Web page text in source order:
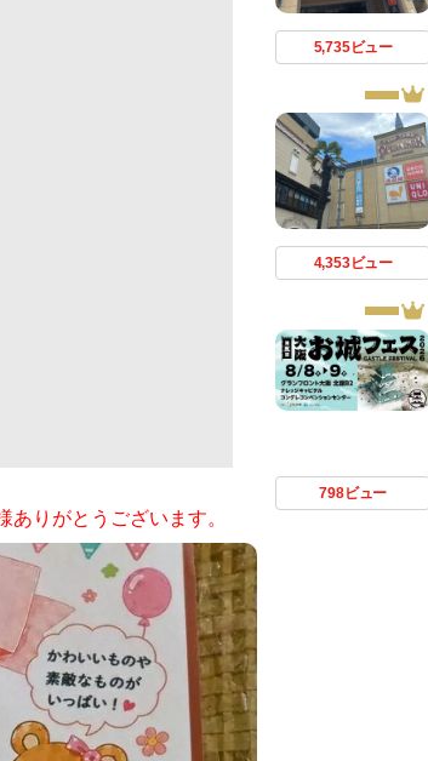
りがとうございます。
5,735ビュー
4,353ビュー
798ビュー